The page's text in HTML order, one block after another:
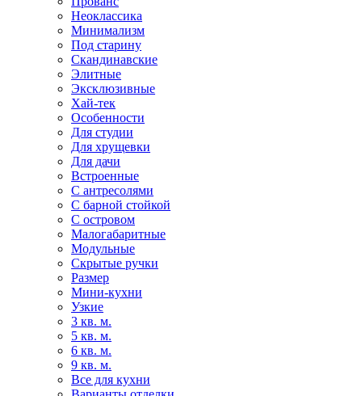
Неоклассика
Минимализм
Под старину
Скандинавские
Элитные
Эксклюзивные
Хай-тек
Особенности
Для студии
Для хрущевки
Для дачи
Встроенные
С антресолями
С барной стойкой
С островом
Малогабаритные
Модульные
Скрытые ручки
Размер
Мини-кухни
Узкие
3 кв. м.
5 кв. м.
6 кв. м.
9 кв. м.
Все для кухни